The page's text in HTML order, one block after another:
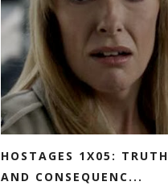
HOSTAGES 1X05: TRUTH
AND CONSEQUENC...